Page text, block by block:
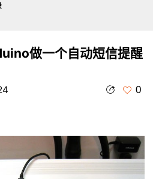
做一个自动短信提醒
0